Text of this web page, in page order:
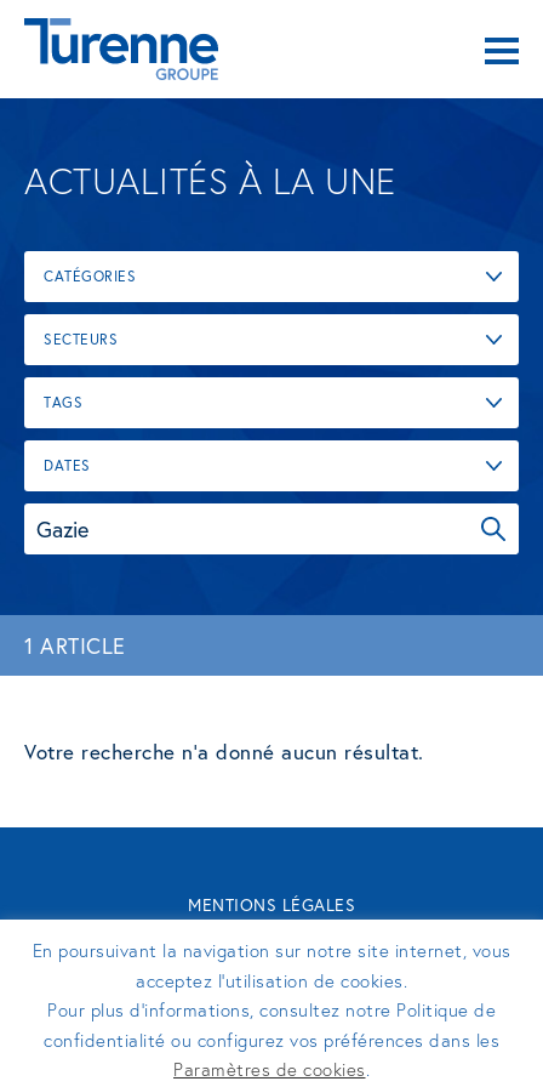
ACTUALITÉS À LA UNE
CATÉGORIES
SECTEURS
TAGS
DATES
1 ARTICLE
Votre recherche n'a donné aucun résultat.
MENTIONS LÉGALES
TURENNE GROUPE 2026 - SITE RÉALISÉ PAR
SUIVEZ-NOUS
En poursuivant la navigation sur notre site internet, vous
acceptez l’utilisation de cookies.
Pour plus d’informations, consultez notre Politique de
confidentialité ou configurez vos préférences dans les
Paramètres de cookies.